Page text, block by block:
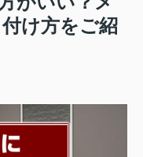
け方をご紹